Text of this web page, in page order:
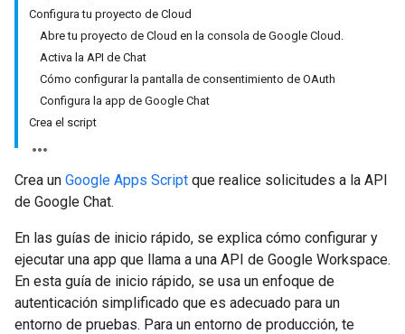
Configura tu proyecto de Cloud
Abre tu proyecto de Cloud en la consola de Google Cloud.
Activa la API de Chat
Cómo configurar la pantalla de consentimiento de OAuth
Configura la app de Google Chat
Crea el script
Crea un Google Apps Script que realice solicitudes a la API
de Google Chat.
En las guías de inicio rápido, se explica cómo configurar y
ejecutar una app que llama a una API de Google Workspace.
En esta guía de inicio rápido, se usa un enfoque de
autenticación simplificado que es adecuado para un
entorno de pruebas. Para un entorno de producción, te